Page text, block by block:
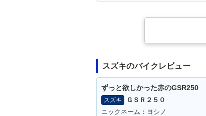
スズキのバイクレビュー
ずっと欲しかった赤のGSR250
スズキ
ＧＳＲ２５０
ニックネーム：ヨシノ